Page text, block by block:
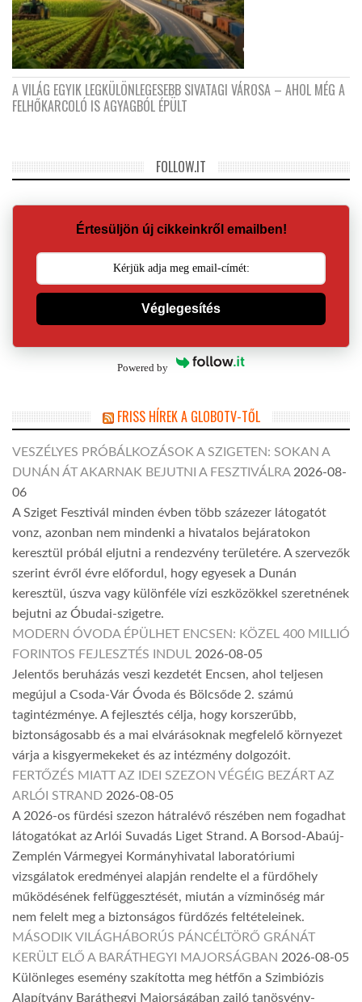
A VILÁG EGYIK LEGKÜLÖNLEGESEBB SIVATAGI VÁROSA – AHOL MÉG A
FELHŐKARCOLÓ IS AGYAGBÓL ÉPÜLT
FOLLOW.IT
Értesüljön új cikkeinkről emailben!
Véglegesítés
Powered by
FRISS HÍREK A GLOBOTV-TŐL
VESZÉLYES PRÓBÁLKOZÁSOK A SZIGETEN: SOKAN A
DUNÁN ÁT AKARNAK BEJUTNI A FESZTIVÁLRA 2026-08-
06
A Sziget Fesztivál minden évben több százezer látogatót
vonz, azonban nem mindenki a hivatalos bejáratokon
keresztül próbál eljutni a rendezvény területére. A szervezők
szerint évről évre előfordul, hogy egyesek a Dunán
keresztül, úszva vagy különféle vízi eszközökkel szeretnének
bejutni az Óbudai-szigetre.
MODERN ÓVODA ÉPÜLHET ENCSEN: KÖZEL 400 MILLIÓ
FORINTOS FEJLESZTÉS INDUL 2026-08-05
Jelentős beruházás veszi kezdetét Encsen, ahol teljesen
megújul a Csoda-Vár Óvoda és Bölcsőde 2. számú
tagintézménye. A fejlesztés célja, hogy korszerűbb,
biztonságosabb és a mai elvárásoknak megfelelő környezet
várja a kisgyermekeket és az intézmény dolgozóit.
FERTŐZÉS MIATT AZ IDEI SZEZON VÉGÉIG BEZÁRT AZ
ARLÓI STRAND 2026-08-05
A 2026-os fürdési szezon hátralévő részében nem fogadhat
látogatókat az Arlói Suvadás Liget Strand. A Borsod-Abaúj-
Zemplén Vármegyei Kormányhivatal laboratóriumi
vizsgálatok eredményei alapján rendelte el a fürdőhely
működésének felfüggesztését, miután a vízminőség már
nem felelt meg a biztonságos fürdőzés feltételeinek.
MÁSODIK VILÁGHÁBORÚS PÁNCÉLTÖRŐ GRÁNÁT
KERÜLT ELŐ A BARÁTHEGYI MAJORSÁGBAN 2026-08-05
Különleges esemény szakította meg hétfőn a Szimbiózis
Alapítvány Baráthegyi Majorságában zajló tanösvény-